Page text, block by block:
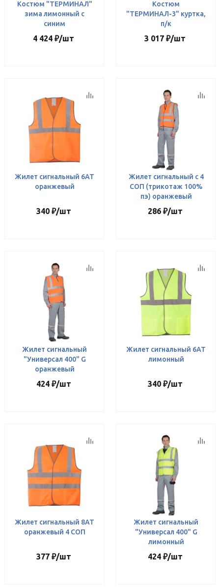
Костюм "ТЕРМИНАЛ"
зима лимонный с
синим
4 424 ₽/шт
Костюм
"ТЕРМИНАЛ-3" куртка,
п/к
3 017 ₽/шт
Жилет сигнальный 6АТ
оранжевый
340₽/шт
Жилет сигнальный с 4
СОП (трикотаж 100%
пэ) оранжевый
286₽/шт
Жилет сигнальный
"Универсал 400" G
оранжевый
424₽/шт
Жилет сигнальный 6АТ
лимонный
340₽/шт
Жилет сигнальный 8АТ
оранжевый 4 СОП
377₽/шт
Жилет сигнальный
"Универсал 400" G
лимонный
424₽/шт